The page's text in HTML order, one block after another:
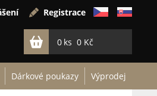
Registrace
0 0 Kč
Dárkové poukazy Výprodej